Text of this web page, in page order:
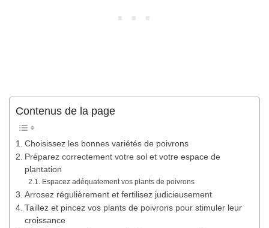
Contenus de la page
Choisissez les bonnes variétés de poivrons
Préparez correctement votre sol et votre espace de
plantation
Espacez adéquatement vos plants de poivrons
Arrosez régulièrement et fertilisez judicieusement
Taillez et pincez vos plants de poivrons pour stimuler leur
croissance